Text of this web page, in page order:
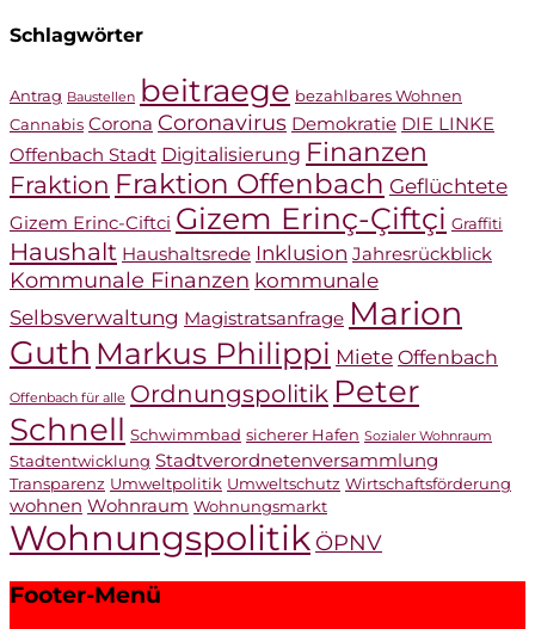
Schlagwörter
Antrag Baustellen beitraege bezahlbares Wohnen
Cannabis Corona Coronavirus Demokratie DIE LINKE
Offenbach Stadt Digitalisierung Finanzen
Fraktion Fraktion Offenbach Geflüchtete
Gizem Erinc-Ciftci Gizem Erinç-Çiftçi Graffiti
Haushalt Haushaltsrede Inklusion Jahresrückblick
Kommunale Finanzen kommunale
Selbsverwaltung Magistratsanfrage Marion
Guth Markus Philippi Miete Offenbach
Offenbach für alle Ordnungspolitik Peter
Schnell Schwimmbad sicherer Hafen Sozialer Wohnraum
Stadtentwicklung Stadtverordnetenversammlung
Transparenz Umweltpolitik Umweltschutz Wirtschaftsförderung
wohnen Wohnraum Wohnungsmarkt
Wohnungspolitik ÖPNV
Footer-Menü